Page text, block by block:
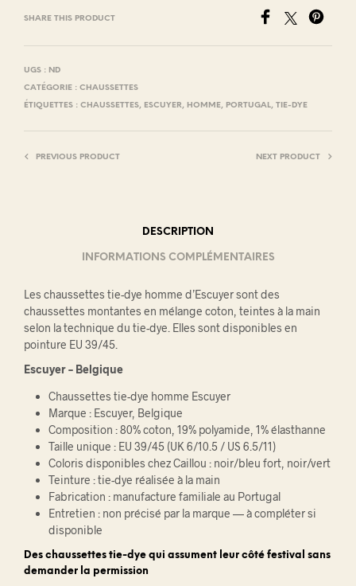
SHARE THIS PRODUCT
UGS : ND
CATÉGORIE : CHAUSSETTES
ÉTIQUETTES : CHAUSSETTES, ESCUYER, HOMME, PORTUGAL, TIE-DYE
PREVIOUS PRODUCT NEXT PRODUCT
DESCRIPTION
INFORMATIONS COMPLÉMENTAIRES
Les chaussettes tie-dye homme d’Escuyersont des
chaussettes montantes en mélange coton, teintes à la main
selon la technique du tie-dye. Elles sontdisponibles en
pointure EU 39/45.
Escuyer – Belgique
Chaussettes tie-dye homme Escuyer
Marque : Escuyer, Belgique
Composition : 80% coton, 19% polyamide, 1% élasthanne
Taille unique : EU 39/45 (UK 6/10.5 / US 6.5/11)
Coloris disponibles chez Caillou : noir/bleu fort, noir/vert
Teinture :tie-dye réalisée à la main
Fabrication : manufacture familiale au Portugal
Entretien : non précisé par la marque — à compléter si
disponible
Des chaussettes tie-dye qui assument leur côté festival sans
demander la permission